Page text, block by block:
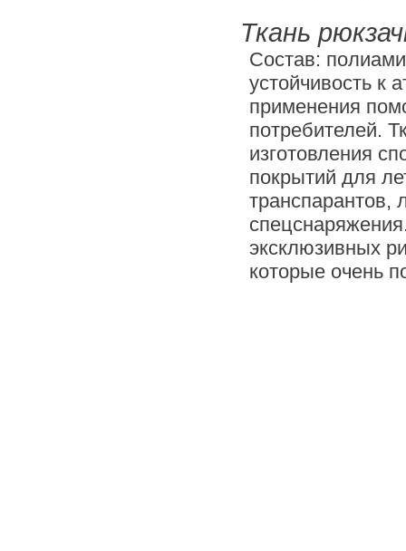
Ткань
Состав:
устойчивость к
применения
потребителей.
изготовления
покрытий для
транспарантов,
эксклюзивных
которые очень